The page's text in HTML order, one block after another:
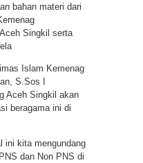
bahan materi dari
Singkil serta
Islam Kemenag
S.Sos I
Aceh Singkil akan
beragama ini di
ini kita mengundang
dan Non PNS di